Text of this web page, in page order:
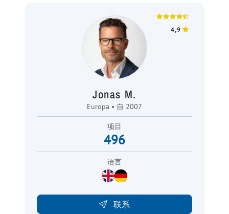
4,9
Jonas M.
Europa • 自 2007
项目
496
语言
联系